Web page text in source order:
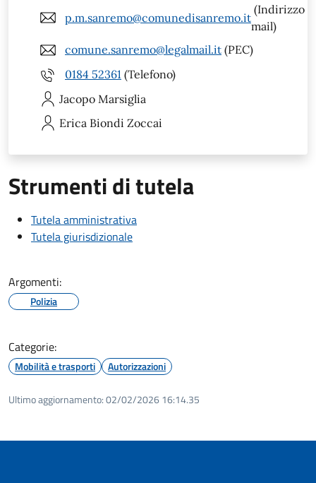
p.m.sanremo@comunedisanremo.it
(Indirizzo
mail)
comune.sanremo@legalmail.it (PEC)
0184 52361 (Telefono)
Jacopo Marsiglia
Erica Biondi Zoccai
Strumenti di tutela
Tutela amministrativa
Tutela giurisdizionale
Argomenti:
Polizia
Categorie:
Mobilità e trasporti Autorizzazioni
Ultimo aggiornamento:02/02/2026 16:14.35